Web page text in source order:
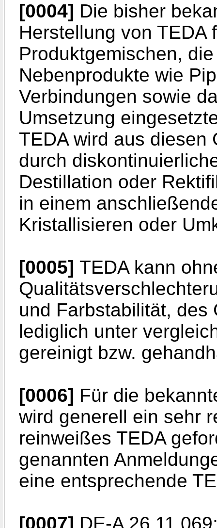
[0004] Die bisher
Herstellung von TEDA
Produktgemischen,
Nebenprodukte wie
Verbindungen sowie
Umsetzung
TEDA wird aus diesen
durch
Destillation oder
in einem
Kristallisieren oder
[0005] TEDA kann
und Farbstabilität, des
lediglich unter
gereinigt bzw.
[0006] Für die
wird generell ein sehr
reinweißes TEDA
genannten
eine entsprechende
[0007] DE-A 26 11 069